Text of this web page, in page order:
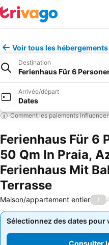
Voir tous les
Destination
Ferienhaus Für 6
Arrivée/départ
Dates
Comment les paiements
Ferienhaus Für 6
50 Qm In Praia,
Ferienhaus Mit
Terrasse
Maison/appartement entier /
Sélectionnez des dates pour
Sélectionnez des dates pour
Consulter